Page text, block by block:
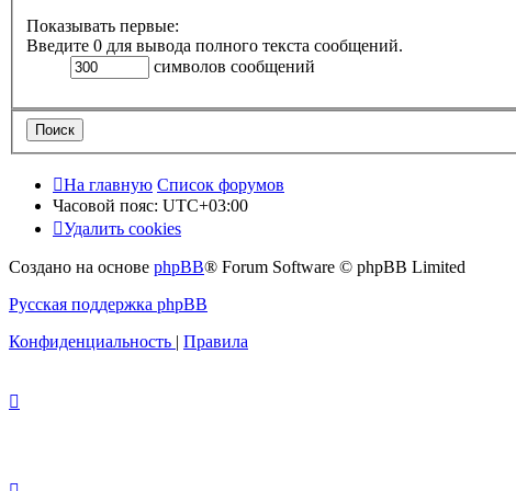
Показывать первые:
Введите 0 для вывода полного текста сообщений.
символов сообщений
На главную Список форумов
Часовой пояс: UTC+03:00
Удалить cookies
Создано на основе phpBB® Forum Software © phpBB Limited
Русская поддержка phpBB
Конфиденциальность | Правила